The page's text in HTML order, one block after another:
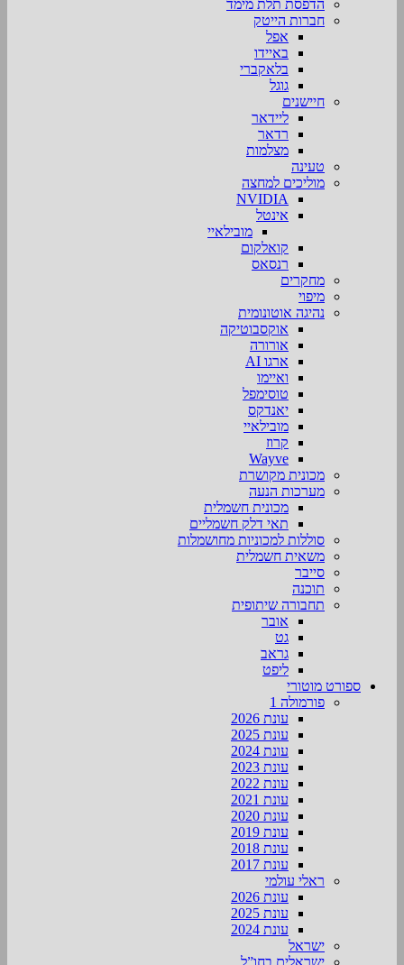
הדפסת תלת מימד
חברות הייטק
אפל
באיידו
בלאקברי
גוגל
חיישנים
ליידאר
רדאר
מצלמות
טעינה
מוליכים למחצה
NVIDIA
אינטל
מובילאיי
קואלקום
רנסאס
מחקרים
מיפוי
נהיגה אוטונומית
אוקסבוטיקה
אורורה
ארגו AI
ואיימו
טוסימפל
יאנדקס
מובילאיי
קרוז
Wayve
מכונית מקושרת
מערכות הנעה
מכונית חשמלית
תאי דלק חשמליים
סוללות למכוניות מחושמלות
משאית חשמלית
סייבר
תוכנה
תחבורה שיתופית
אובר
גט
גראב
ליפט
ספורט מוטורי
פורמולה 1
עונת 2026
עונת 2025
עונת 2024
עונת 2023
עונת 2022
עונת 2021
עונת 2020
עונת 2019
עונת 2018
עונת 2017
ראלי עולמי
עונת 2026
עונת 2025
עונת 2024
ישראל
ישראלים בחו”ל